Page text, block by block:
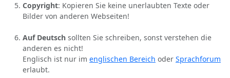
Copyright: Kopieren Sie keine unerlaubten Texte oder
Bilder von anderen Webseiten!
Auf Deutsch sollten Sie schreiben, sonst verstehen die
anderen es nicht!
Englisch ist nur im englischen Bereich oder Sprachforum
erlaubt.